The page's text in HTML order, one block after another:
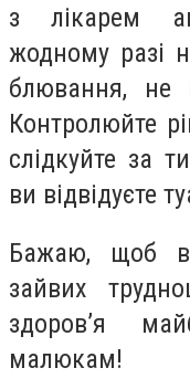
з лікарем
жодному разі
блювання, не
Контролюйте
слідкуйте за
ви відвідуєте
Бажаю, щоб
зайвих
здоров’я
малюкам!